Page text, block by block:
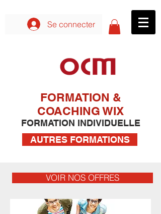
Se connecter
FORMATION &
COACHING WIX
FORMATION INDIVIDUELLE
AUTRES FORMATIONS
VOIR NOS OFFRES